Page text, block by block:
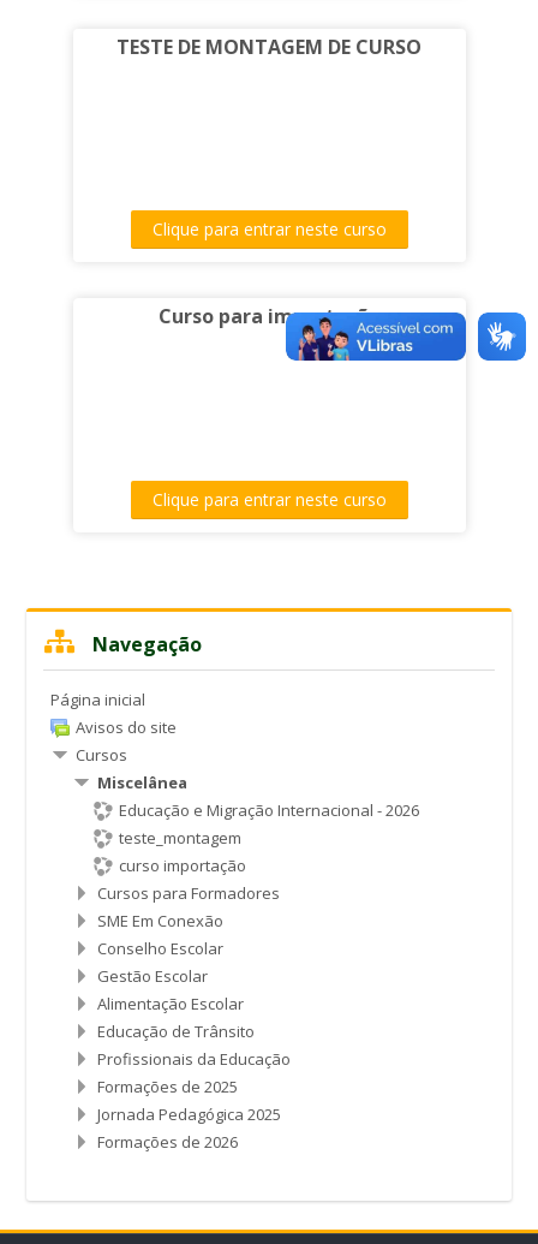
TESTE DE MONTAGEM DE CURSO
Clique para entrar neste curso
Curso para importação
Clique para entrar neste curso
NavegaçãoNavegação
Página inicial
Avisos do site
Cursos
Miscelânea
Educação e Migração Internacional - 2026
teste_montagem
curso importação
Cursos para Formadores
SME Em Conexão
Conselho Escolar
Gestão Escolar
Alimentação Escolar
Educação de Trânsito
Profissionais da Educação
Formações de 2025
Jornada Pedagógica 2025
Formações de 2026